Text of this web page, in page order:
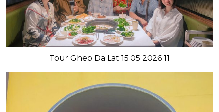
Tour Ghep Da Lat 15 05 2026 11